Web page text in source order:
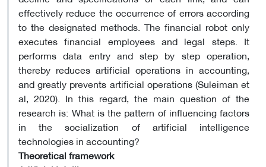
effectively reduce the occurrence of errors according
to the designated methods. The financial robot only
executes financial employees and legal steps. It
performs data entry and step by step operation,
thereby reduces artificial operations in accounting,
and greatly prevents artificial operations (Suleiman et
al, 2020). In this regard, the main question of the
research is: What is the pattern of influencing factors
in the socialization of artificial intelligence
technologies in accounting?
Theoretical framework